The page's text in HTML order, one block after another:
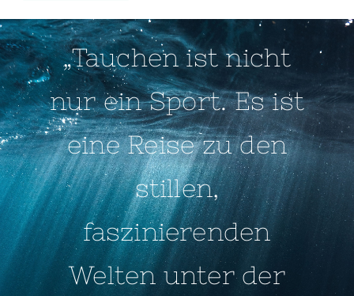
„Tauchen ist nicht
nur ein Sport. Es ist
eine Reise zu den
stillen,
faszinierenden
Welten unter der